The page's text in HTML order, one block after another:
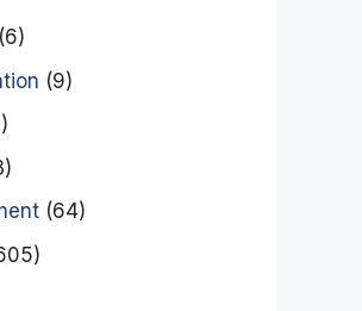
(6)
(9)
(64)